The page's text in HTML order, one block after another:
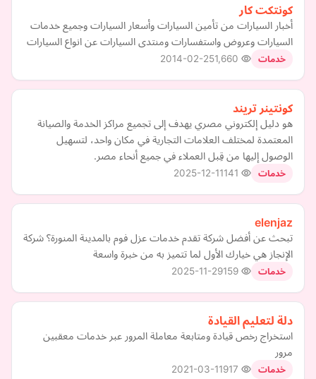
كونتكت كار
أخبار السيارات من تأمين السيارات وأسعار السيارات وجميع خدمات
السيارات وعروض واستفسارات ومنتدى السيارات عن انواع السيارات
خدمات 2014-02-25
كونتينر تريند
هو دليل إلكتروني مصري يهدف إلى تجميع مراكز الخدمة والصيانة
المعتمدة لمختلف العلامات التجارية في مكان واحد، لتسهيل
الوصول إليها من قِبل العملاء في جميع أنحاء مصر.
خدمات 2025-12-11
elenjaz
تبحث عن أفضل شركة تقدم خدمات عزل فوم بالمدينة المنورة؟ شركة
الإنجاز هي خيارك الأول لما تتميز به من خبرة واسعة
خدمات 2025-11-29
دلة لتعليم القيادة
استخراج رخص قيادة ومتابعة معاملة المرور عبر خدمات معقبين
مرور
خدمات 2021-03-11